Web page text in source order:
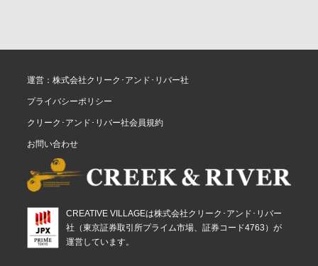
運営：株式会社クリーク･アンド･リバー社
プライバシーポリシー
クリーク･アンド･リバー社会員規約
お問い合わせ
CREATIVE VILLAGEは株式会社クリーク･アンド･リバー
社（東京証券取引所プライム市場、証券コード4763）が
運営しています。